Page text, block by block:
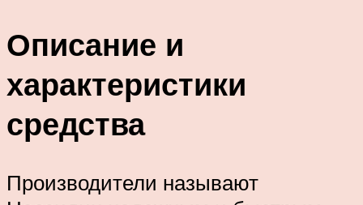
Описание и
характеристики
средства
Производители называют